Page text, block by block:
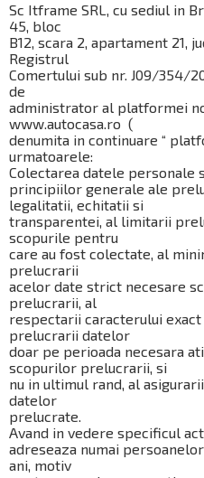
Sc Itframe SRL, cu sediul in
45, bloc
B12, scara 2, apartament 21,
Registrul
Comertului sub nr. J09/354/
de
administrator al platformei
www.autocasa.ro (
denumita in continuare “
urmatoarele:
Colectarea datele personale
principiilor generale ale
legalitatii, echitatii si
transparentei, al limitarii
scopurile pentru
care au fost colectate, al
prelucrarii
acelor date strict necesare
prelucrarii, al
respectarii caracterului
prelucrarii datelor
doar pe perioada necesara
scopurilor prelucrarii, si
nu in ultimul rand, al
datelor
prelucrate.
Avand in vedere specificul
adreseaza numai
ani, motiv